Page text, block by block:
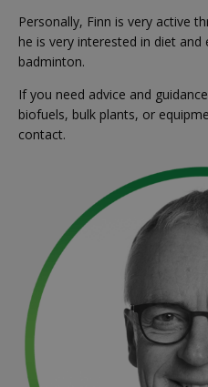
Personally, Finn is very active
he is very interested in diet and
badminton.
If you need advice and
biofuels, bulk plants, or
contact.